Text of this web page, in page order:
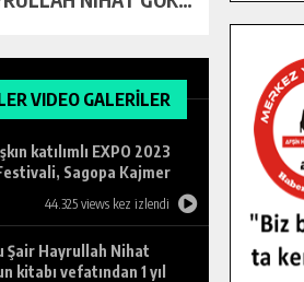
VIDEO GALERİLER
katılımlı EXPO 2023
Sagopa Kajmer
44.325 views kez izlendi
Şair Hayrullah Nihat
kitabı vefatından 1 yıl